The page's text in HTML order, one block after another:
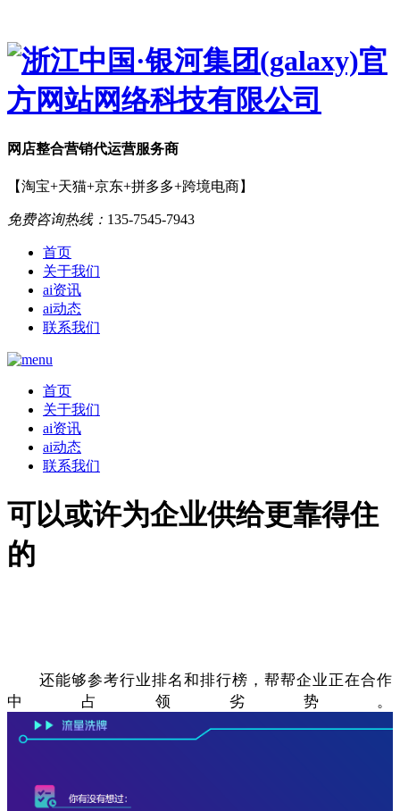
网店整合营销代运营服务商
【淘宝+天猫+京东+拼多多+跨境电商】
免费咨询热线： 135-7545-7943
首页
关于我们
ai资讯
ai动态
联系我们
首页
关于我们
ai资讯
ai动态
联系我们
可以或许为企业供给更靠得住
的
还能够参考行业排名和排行榜，帮帮企业正在合作
中占领劣势。